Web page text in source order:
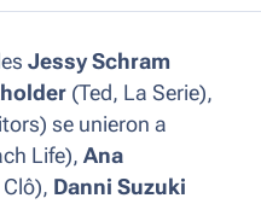
Jessy Schram
(Ted, La Serie),
) se unieron a
Life), Ana
), Danni Suzuki